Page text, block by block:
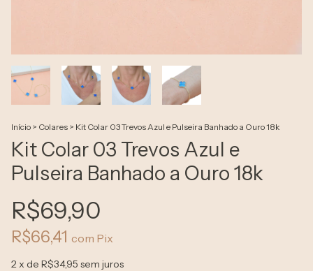
Início > Colares > Kit Colar 03 Trevos Azul e Pulseira Banhado a Ouro 18k
Kit Colar 03 Trevos Azul e
Pulseira Banhado a Ouro 18k
R$69,90
R$66,41 com Pix
2x de R$34,95 sem juros